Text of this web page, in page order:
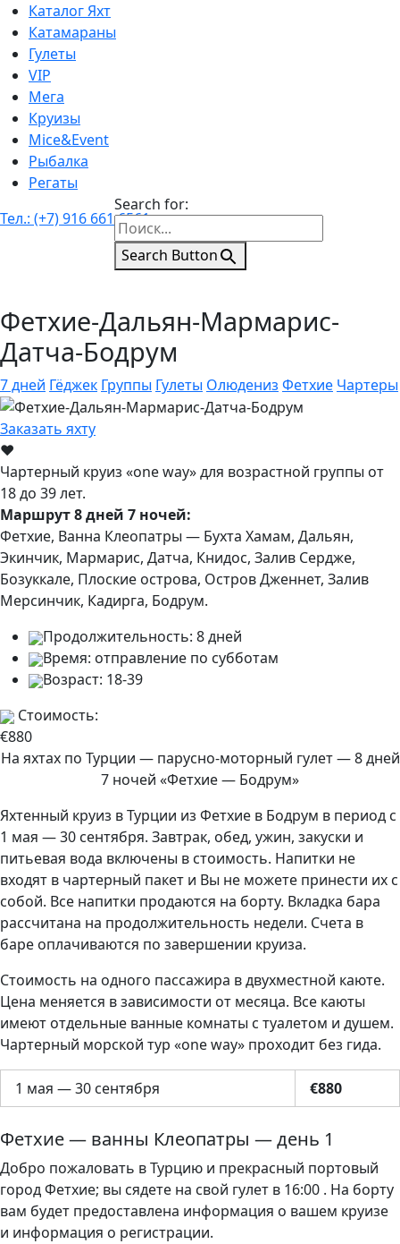
Каталог Яхт
Катамараны
Гулеты
VIP
Мега
Круизы
Mice&Event
Рыбалка
Регаты
Тел.: (+7) 916 661 6561
Search for:
Search Button
Фетхие-Дальян-Мармарис-
Датча-Бодрум
7 дней Гёджек Группы Гулеты Олюдениз Фетхие Чартеры
Заказать яхту
♥
Чартерный круиз «one way» для возрастной группы от
18 до 39 лет.
Маршрут 8 дней 7 ночей:
Фетхие, Ванна Клеопатры — Бухта Хамам, Дальян,
Экинчик, Мармарис, Датча, Книдос, Залив Сердже,
Бозуккале, Плоские острова, Остров Дженнет, Залив
Мерсинчик, Кадирга, Бодрум.
Продолжительность: 8 дней
Время: отправление по субботам
Возраст: 18-39
Стоимость:
€880
На яхтах по Турции — парусно-моторный гулет — 8 дней
7 ночей «Фетхие — Бодрум»
Яхтенный круиз в Турции из Фетхие в Бодрум в период с
1 мая — 30 сентября. Завтрак, обед, ужин, закуски и
питьевая вода включены в стоимость. Напитки не
входят в чартерный пакет и Вы не можете принести их с
собой. Все напитки продаются на борту. Вкладка бара
рассчитана на продолжительность недели. Счета в
баре оплачиваются по завершении круиза.
Стоимость на одного пассажира в двухместной каюте.
Цена меняется в зависимости от месяца. Все каюты
имеют отдельные ванные комнаты с туалетом и душем.
Чартерный морской тур «one way» проходит без гида.
1 мая — 30 сентября €880
Фетхие — ванны Клеопатры — день 1
Добро пожаловать в Турцию и прекрасный портовый
город Фетхие; вы сядете на свой гулет в 16:00 . На борту
вам будет предоставлена ​​информация о вашем круизе
и информация о регистрации.